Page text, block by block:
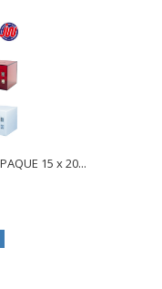
15 x 20...